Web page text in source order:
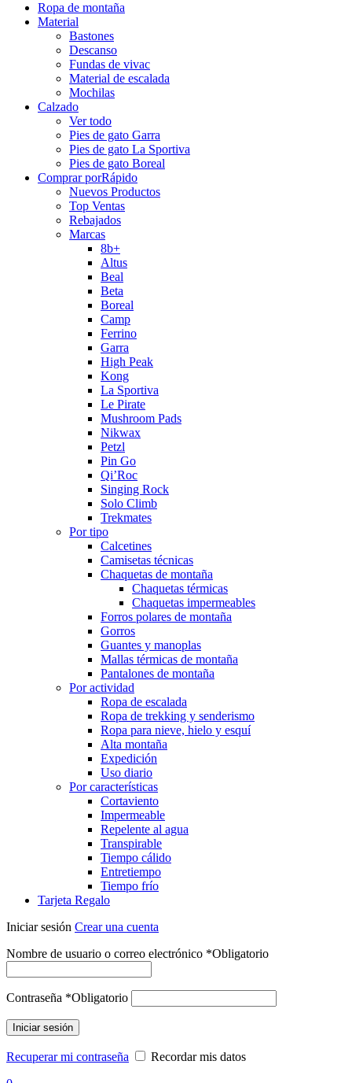
Ropa de montaña
Material
Bastones
Descanso
Fundas de vivac
Material de escalada
Mochilas
Calzado
Ver todo
Pies de gato Garra
Pies de gato La Sportiva
Pies de gato Boreal
Comprar porRápido
Nuevos Productos
Top Ventas
Rebajados
Marcas
8b+
Altus
Beal
Beta
Boreal
Camp
Ferrino
Garra
High Peak
Kong
La Sportiva
Le Pirate
Mushroom Pads
Nikwax
Petzl
Pin Go
Qi’Roc
Singing Rock
Solo Climb
Trekmates
Por tipo
Calcetines
Camisetas técnicas
Chaquetas de montaña
Chaquetas térmicas
Chaquetas impermeables
Forros polares de montaña
Gorros
Guantes y manoplas
Mallas térmicas de montaña
Pantalones de montaña
Por actividad
Ropa de escalada
Ropa de trekking y senderismo
Ropa para nieve, hielo y esquí
Alta montaña
Expedición
Uso diario
Por características
Cortaviento
Impermeable
Repelente al agua
Transpirable
Tiempo cálido
Entretiempo
Tiempo frío
Tarjeta Regalo
Iniciar sesión Crear una cuenta
Nombre de usuario o correo electrónico *Obligatorio
Contraseña *Obligatorio
Iniciar sesión
Recuperar mi contraseña
Recordar mis datos